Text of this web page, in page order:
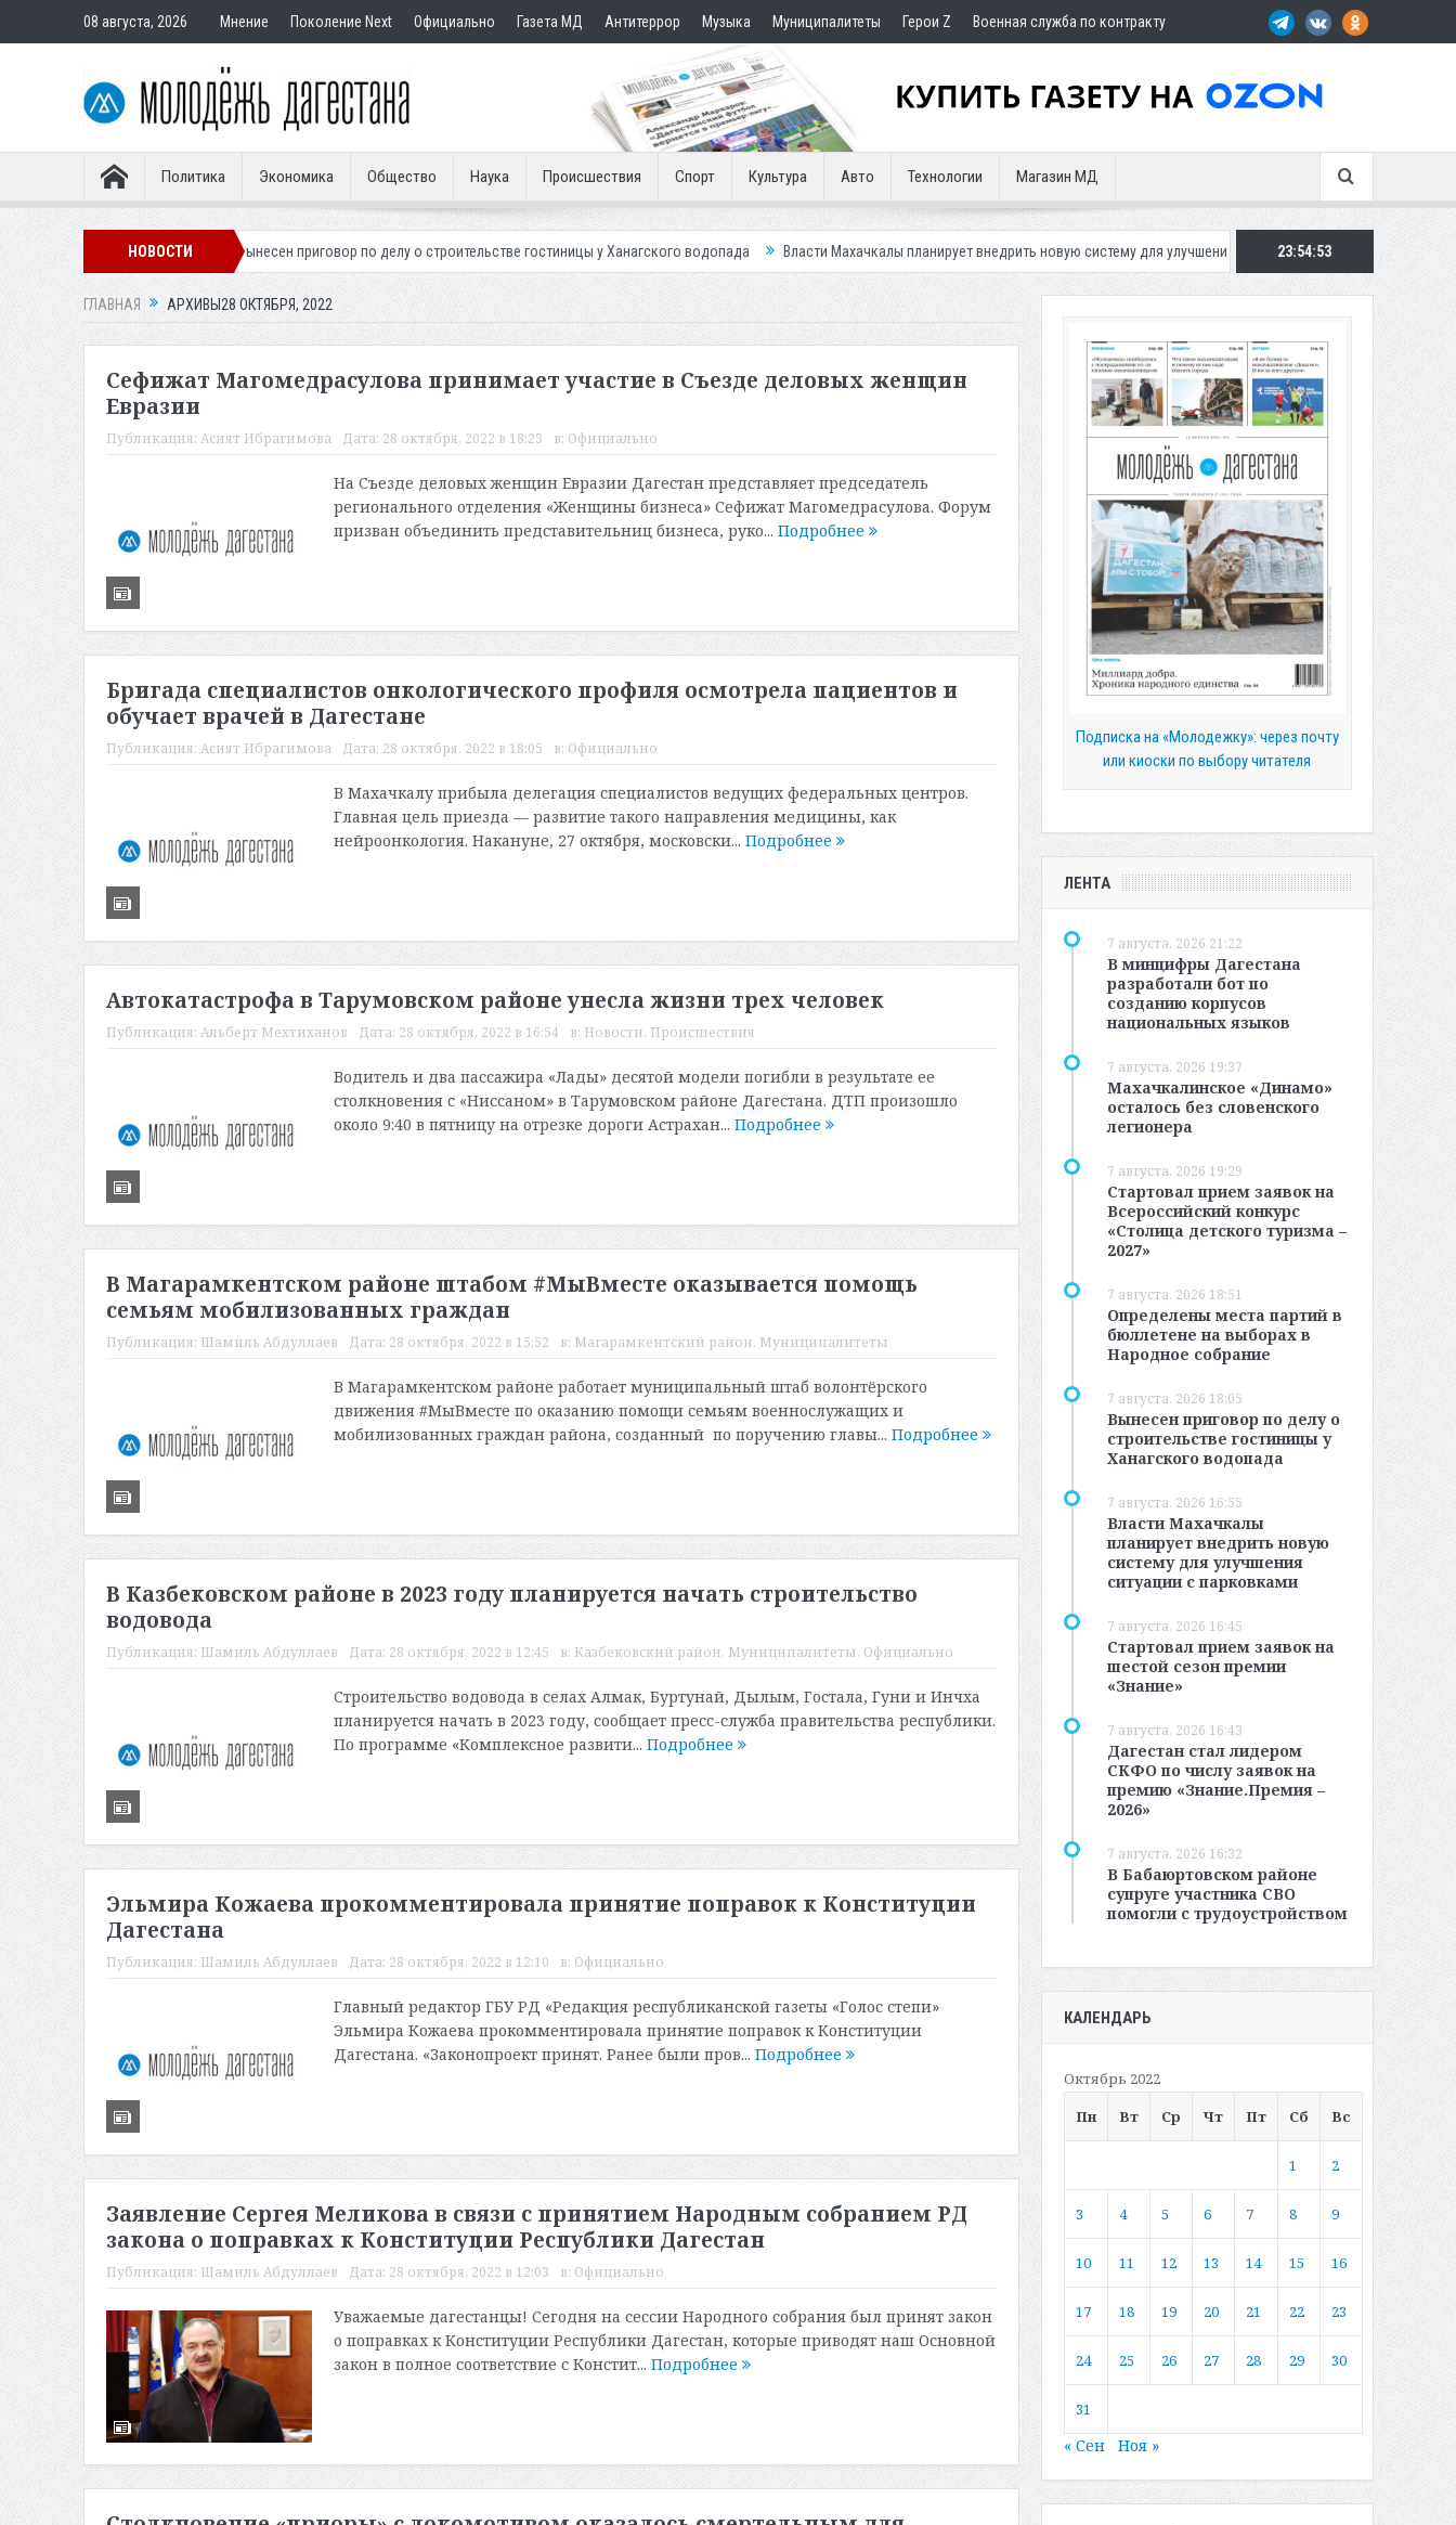
08 августа, 2026 Мнение Поколение Next Официально Газета МД Антитеррор Музыка Муниципалитеты Герои Z Военная служба по контракту
Политика Экономика Общество Наука Происшествия Спорт Культура Авто Технологии Магазин МД
НОВОСТИ
легионера Вынесен приговор по делу о строительстве гостиницы у Ханагского водопада Власти Махачкалы планирует внедрить новую систему для улучшения ситуации с парковками Махачкалинское
23:54:54
ГЛАВНАЯ АРХИВЫ28 ОКТЯБРЯ, 2022
Сефижат Магомедрасулова принимает участие в Съезде деловых женщин
Евразии
Публикация: Асият Ибрагимова Дата: 28 октября, 2022 в 18:23 в: Официально
На Съезде деловых женщин Евразии Дагестан представляет председатель
регионального отделения «Женщины бизнеса» Сефижат Магомедрасулова. Форум
призван объединить представительниц бизнеса, руко... Подробнее
Бригада специалистов онкологического профиля осмотрела пациентов и
обучает врачей в Дагестане
Публикация: Асият Ибрагимова Дата: 28 октября, 2022 в 18:05 в: Официально
В Махачкалу прибыла делегация специалистов ведущих федеральных центров.
Главная цель приезда — развитие такого направления медицины, как
нейроонкология. Накануне, 27 октября, московски... Подробнее
Автокатастрофа в Тарумовском районе унесла жизни трех человек
Публикация: Альберт Мехтиханов Дата: 28 октября, 2022 в 16:54 в: Новости, Происшествия
Водитель и два пассажира «Лады» десятой модели погибли в результате ее
столкновения с «Ниссаном» в Тарумовском районе Дагестана. ДТП произошло
около 9:40 в пятницу на отрезке дороги Астрахан... Подробнее
В Магарамкентском районе штабом #МыВместе оказывается помощь
семьям мобилизованных граждан
Публикация: Шамиль Абдуллаев Дата: 28 октября, 2022 в 15:52 в: Магарамкентский район, Муниципалитеты
В Магарамкентском районе работает муниципальный штаб волонтёрского
движения #МыВместе по оказанию помощи семьям военнослужащих и
мобилизованных граждан района, созданный по поручению главы... Подробнее
В Казбековском районе в 2023 году планируется начать строительство
водовода
Публикация: Шамиль Абдуллаев Дата: 28 октября, 2022 в 12:45 в: Казбековский район, Муниципалитеты, Официально
Строительство водовода в селах Алмак, Буртунай, Дылым, Гостала, Гуни и Инчха
планируется начать в 2023 году, сообщает пресс-служба правительства республики.
По программе «Комплексное развити... Подробнее
Эльмира Кожаева прокомментировала принятие поправок к Конституции
Дагестана
Публикация: Шамиль Абдуллаев Дата: 28 октября, 2022 в 12:10 в: Официально
Главный редактор ГБУ РД «Редакция республиканской газеты «Голос степи»
Эльмира Кожаева прокомментировала принятие поправок к Конституции
Дагестана. «Законопроект принят. Ранее были пров... Подробнее
Заявление Сергея Меликова в связи с принятием Народным собранием РД
закона о поправках к Конституции Республики Дагестан
Публикация: Шамиль Абдуллаев Дата: 28 октября, 2022 в 12:03 в: Официально
Уважаемые дагестанцы! Сегодня на сессии Народного собрания был принят закон
о поправках к Конституции Республики Дагестан, которые приводят наш Основной
закон в полное соответствие с Констит... Подробнее
Подписка на «Молодежку»: через почту
или киоски по выбору читателя
ЛЕНТА
7 августа, 2026 21:22
В минцифры Дагестана
разработали бот по
созданию корпусов
национальных языков
7 августа, 2026 19:37
Махачкалинское «Динамо»
осталось без словенского
легионера
7 августа, 2026 19:29
Стартовал прием заявок на
Всероссийский конкурс
«Столица детского туризма –
2027»
7 августа, 2026 18:51
Определены места партий в
бюллетене на выборах в
Народное собрание
7 августа, 2026 18:05
Вынесен приговор по делу о
строительстве гостиницы у
Ханагского водопада
7 августа, 2026 16:55
Власти Махачкалы
планирует внедрить новую
систему для улучшения
ситуации с парковками
7 августа, 2026 16:45
Стартовал прием заявок на
шестой сезон премии
«Знание»
7 августа, 2026 16:43
Дагестан стал лидером
СКФО по числу заявок на
премию «Знание.Премия –
2026»
7 августа, 2026 16:32
В Бабаюртовском районе
супруге участника СВО
помогли с трудоустройством
КАЛЕНДАРЬ
Октябрь 2022
Пн
Вт Ср Чт Пт Сб Вс
1 2
3 4 5 6 7 8 9
10 11 12 13 14 15 16
17 18 19 20 21 22 23
24 25 26 27 28 29 30
31
« Сен Ноя »